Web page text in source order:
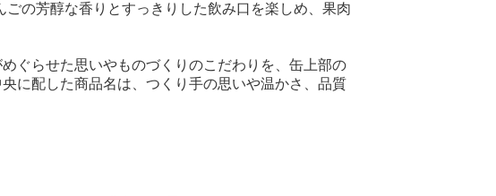
の芳醇な香りとすっきりした飲み口を楽しめ、果肉
ぐらせた思いやものづくりのこだわりを、缶上部の
に配した商品名は、つくり手の思いや温かさ、品質